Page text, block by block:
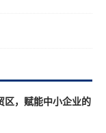
区，赋能中小企业的